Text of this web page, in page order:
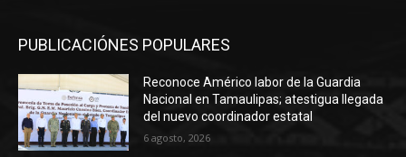
PUBLICACIÓNES POPULARES
Reconoce Américo labor de la Guardia
Nacional en Tamaulipas; atestigua llegada
del nuevo coordinador estatal
6 agosto, 2026